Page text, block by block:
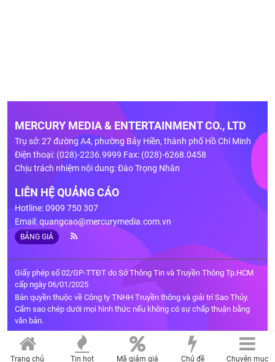
MERCURY MEDIA & ENTERTAINMENT CO., LTD
Trụ sở: 27 đường A4, phường Bảy Hiền, thành phố Hồ Chí Minh
Điện thoại: (028)-2236.9999 Fax: (028)-6268.0458
Chịu trách nhiệm nội dung: Đào Trọng Nhân
LIÊN HỆ QUẢNG CÁO
Hotline: 0909 750 307
Email:quangcao@mercurymedia.com.vn
BẢNG GIÁ
Giấy phép số 02/GP-TTĐT do Sở Thông Tin và Truyền Thông Tp.HCM
cấp ngày 06/01/2025
Bản quyền thuộc về Công ty TNHH Truyền thông và giải trí Sao Thủy.
Cấm sao chép dưới mọi hình thức nếu không có sự chấp thuận bằng
văn bản.
Trang chủ Tin hot Mã giảm giá Chủ đề Chuyên mục